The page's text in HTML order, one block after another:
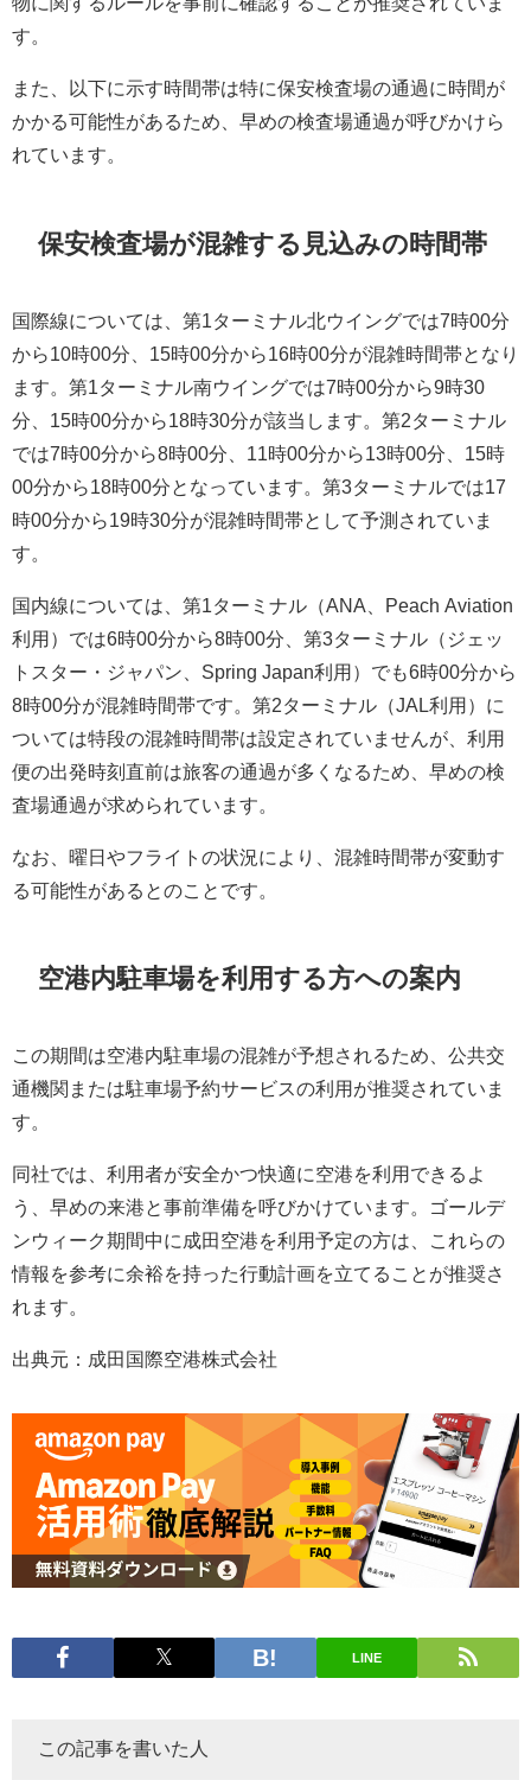
す。
また、以下に示す時間帯は特に保安検査場の通過に時間が
かかる可能性があるため、早めの検査場通過が呼びかけら
れています。
保安検査場が混雑する見込みの時間帯
国際線については、第1ターミナル北ウイングでは7時00分
から10時00分、15時00分から16時00分が混雑時間帯となり
ます。第1ターミナル南ウイングでは7時00分から9時30
分、15時00分から18時30分が該当します。第2ターミナル
では7時00分から8時00分、11時00分から13時00分、15時
00分から18時00分となっています。第3ターミナルでは17
時00分から19時30分が混雑時間帯として予測されていま
す。
国内線については、第1ターミナル（ANA、Peach Aviation
利用）では6時00分から8時00分、第3ターミナル（ジェッ
トスター・ジャパン、Spring Japan利用）でも6時00分から
8時00分が混雑時間帯です。第2ターミナル（JAL利用）に
ついては特段の混雑時間帯は設定されていませんが、利用
便の出発時刻直前は旅客の通過が多くなるため、早めの検
査場通過が求められています。
なお、曜日やフライトの状況により、混雑時間帯が変動す
る可能性があるとのことです。
空港内駐車場を利用する方への案内
この期間は空港内駐車場の混雑が予想されるため、公共交
通機関または駐車場予約サービスの利用が推奨されていま
す。
同社では、利用者が安全かつ快適に空港を利用できるよ
う、早めの来港と事前準備を呼びかけています。ゴールデ
ンウィーク期間中に成田空港を利用予定の方は、これらの
情報を参考に余裕を持った行動計画を立てることが推奨さ
れます。
出典元：成田国際空港株式会社
LINE
この記事を書いた人